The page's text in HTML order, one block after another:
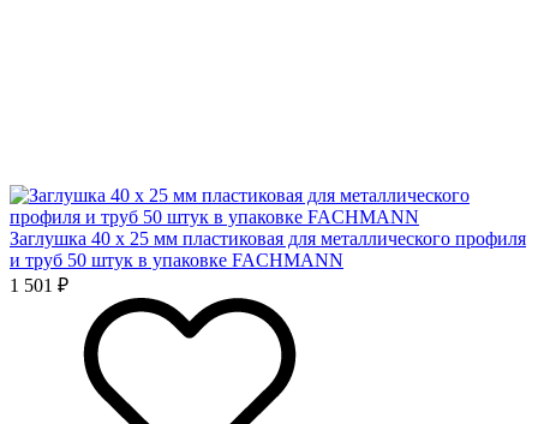
Заглушка 40 x 25 мм пластиковая для металлического профиля
и труб 50 штук в упаковке FACHMANN
1 501 ₽